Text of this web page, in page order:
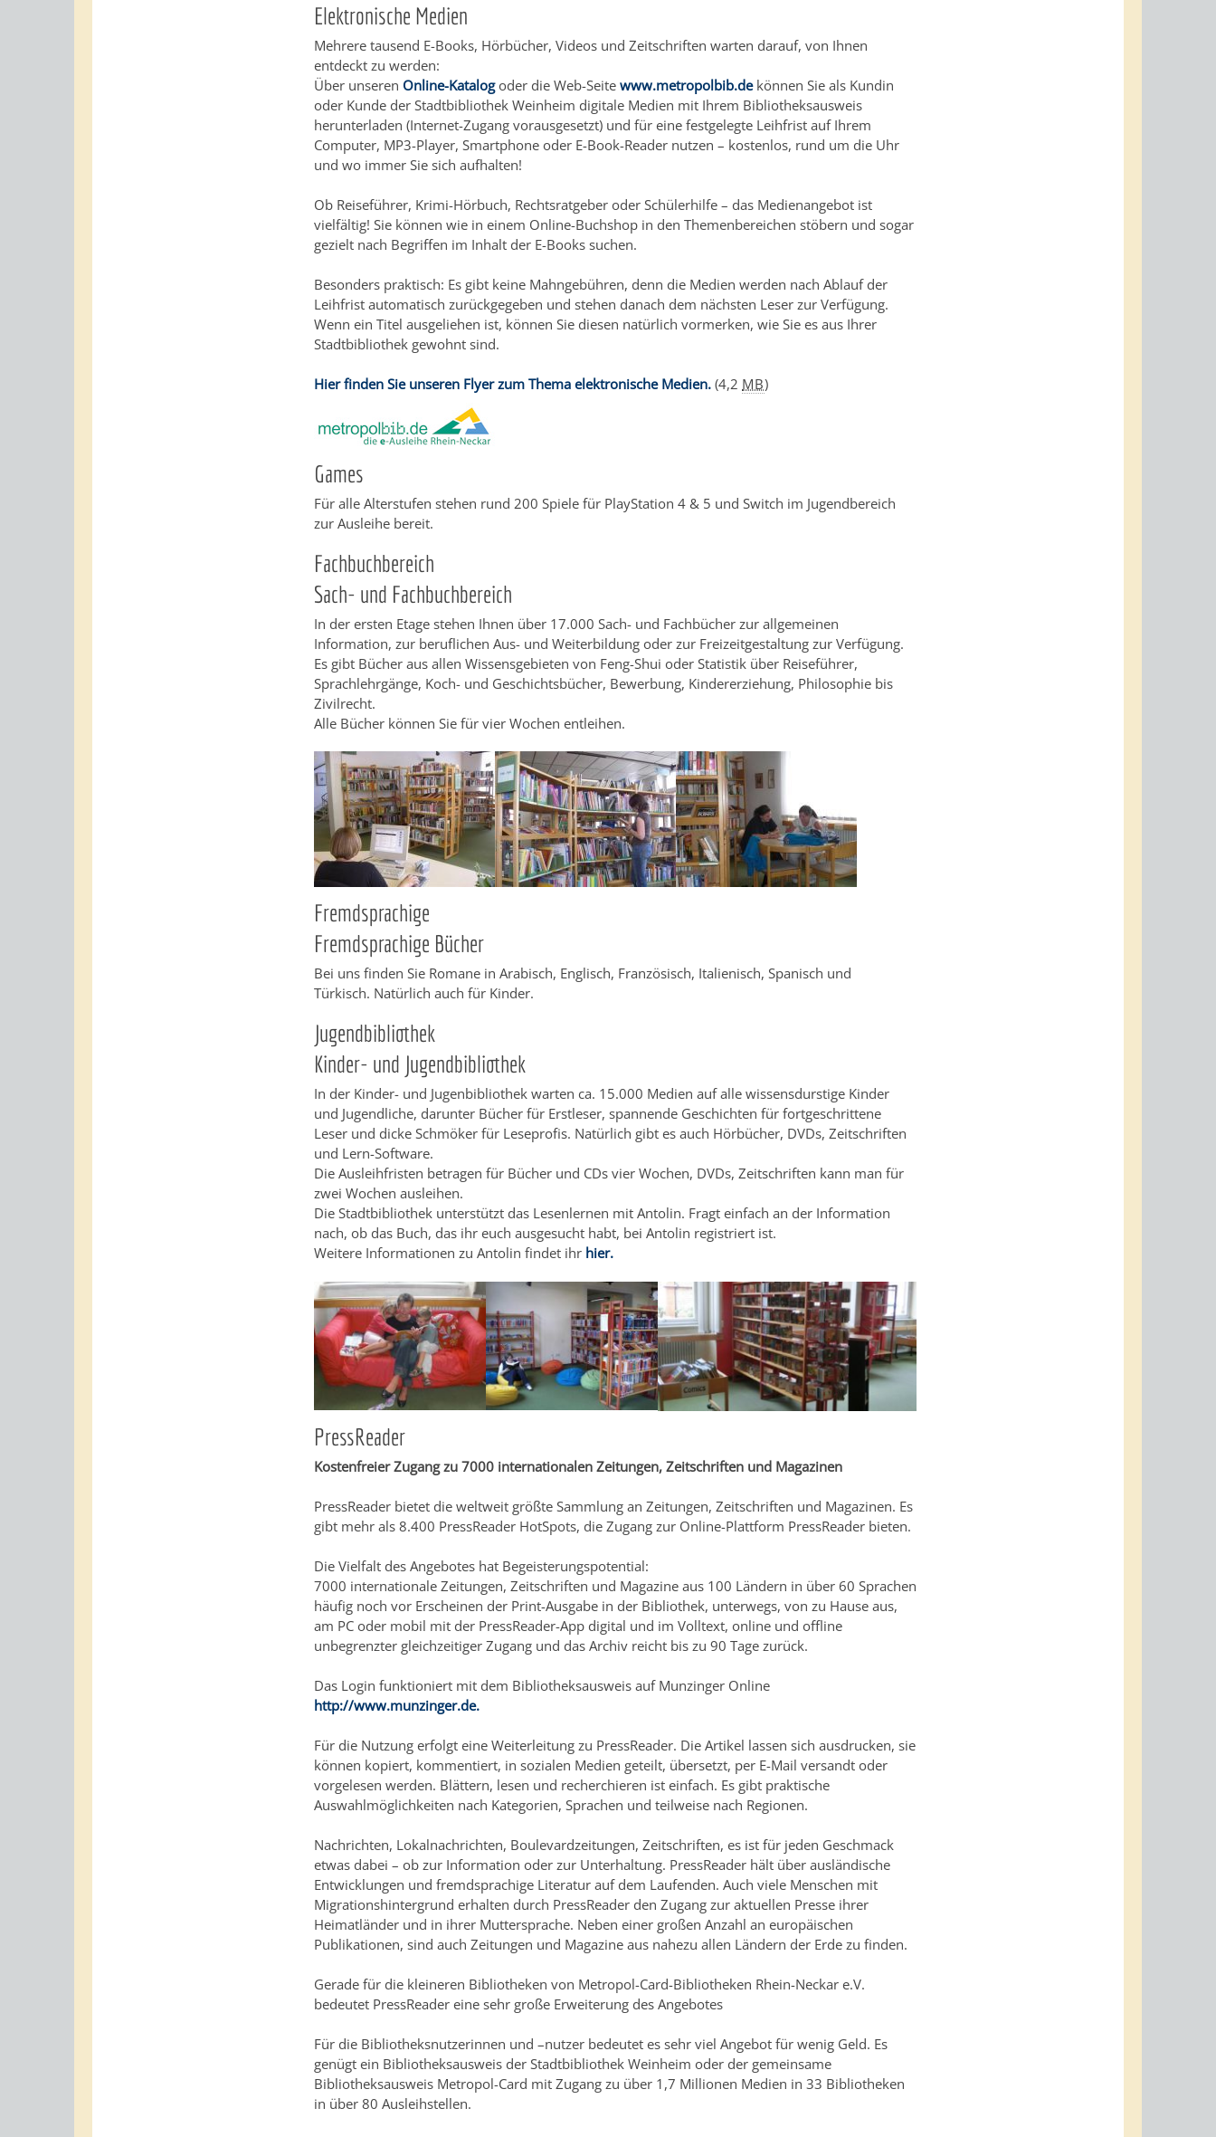
Elektronische Medien
Mehrere tausend E-Books, Hörbücher, Videos und Zeitschriften warten darauf, von Ihnen
entdeckt zu werden:
Über unseren Online-Katalogoder die Web-Seitewww.metropolbib.dekönnen Sie als Kundin
oder Kunde der Stadtbibliothek Weinheim digitale Medien mit Ihrem Bibliotheksausweis
herunterladen (Internet-Zugang vorausgesetzt) und für eine festgelegte Leihfrist auf Ihrem
Computer, MP3-Player, Smartphone oder E-Book-Reader nutzen – kostenlos, rund um die Uhr
und wo immer Sie sich aufhalten!
Ob Reiseführer, Krimi-Hörbuch, Rechtsratgeber oder Schülerhilfe – das Medienangebot ist
vielfältig! Sie können wie in einem Online-Buchshop in den Themenbereichen stöbern und sogar
gezielt nach Begriffen im Inhalt der E-Books suchen.
Besonders praktisch: Es gibt keine Mahngebühren, denn die Medien werden nach Ablauf der
Leihfrist automatisch zurückgegeben und stehen danach dem nächsten Leser zur Verfügung.
Wenn ein Titel ausgeliehen ist, können Sie diesen natürlich vormerken, wie Sie es aus Ihrer
Stadtbibliothek gewohnt sind.
Hier finden Sie unseren Flyer zum Thema elektronische Medien. (4,2 MB)
Games
Für alle Alterstufen stehen rund 200 Spiele für PlayStation 4 & 5 und Switch im Jugendbereich
zur Ausleihe bereit.
Fachbuchbereich
Sach- und Fachbuchbereich
In der ersten Etage stehen Ihnen über 17.000 Sach- und Fachbücher zur allgemeinen
Information, zur beruflichen Aus- und Weiterbildung oder zur Freizeitgestaltung zur Verfügung.
Es gibt Bücher aus allen Wissensgebieten von Feng-Shui oder Statistik über Reiseführer,
Sprachlehrgänge, Koch- und Geschichtsbücher, Bewerbung, Kindererziehung, Philosophie bis
Zivilrecht.
Alle Bücher können Sie für vier Wochen entleihen.
Fremdsprachige
Fremdsprachige Bücher
Bei uns finden Sie Romane in Arabisch, Englisch, Französisch, Italienisch, Spanisch und
Türkisch. Natürlich auch für Kinder.
Jugendbibliothek
Kinder- und Jugendbibliothek
In der Kinder- und Jugenbibliothek warten ca. 15.000 Medien auf alle wissensdurstige Kinder
und Jugendliche, darunter Bücher für Erstleser, spannende Geschichten für fortgeschrittene
Leser und dicke Schmöker für Leseprofis. Natürlich gibt es auch Hörbücher, DVDs, Zeitschriften
und Lern-Software.
Die Ausleihfristen betragen für Bücher und CDs vier Wochen, DVDs, Zeitschriften kann man für
zwei Wochen ausleihen.
Die Stadtbibliothek unterstützt das Lesenlernen mit Antolin. Fragt einfach an der Information
nach, ob das Buch, das ihr euch ausgesucht habt, bei Antolin registriert ist.
Weitere Informationen zu Antolin findet ihr hier.
PressReader
Kostenfreier Zugang zu 7000 internationalen Zeitungen, Zeitschriften und Magazinen
PressReader bietet die weltweit größte Sammlung an Zeitungen, Zeitschriften und Magazinen. Es
gibt mehr als 8.400 PressReader HotSpots, die Zugang zur Online-Plattform PressReader bieten.
Die Vielfalt des Angebotes hat Begeisterungspotential:
7000 internationale Zeitungen, Zeitschriften und Magazine aus 100 Ländern in über 60 Sprachen
häufig noch vor Erscheinen der Print-Ausgabe in der Bibliothek, unterwegs, von zu Hause aus,
am PC oder mobil mit der PressReader-App digital und im Volltext, online und offline
unbegrenzter gleichzeitiger Zugang und das Archiv reicht bis zu 90 Tage zurück.
Das Login funktioniert mit dem Bibliotheksausweis auf Munzinger Online
http://www.munzinger.de.
Für die Nutzung erfolgt eine Weiterleitung zu PressReader. Die Artikel lassen sich ausdrucken, sie
können kopiert, kommentiert, in sozialen Medien geteilt, übersetzt, per E-Mail versandt oder
vorgelesen werden. Blättern, lesen und recherchieren ist einfach. Es gibt praktische
Auswahlmöglichkeiten nach Kategorien, Sprachen und teilweise nach Regionen.
Nachrichten, Lokalnachrichten, Boulevardzeitungen, Zeitschriften, es ist für jeden Geschmack
etwas dabei – ob zur Information oder zur Unterhaltung. PressReader hält über ausländische
Entwicklungen und fremdsprachige Literatur auf dem Laufenden. Auch viele Menschen mit
Migrationshintergrund erhalten durch PressReader den Zugang zur aktuellen Presse ihrer
Heimatländer und in ihrer Muttersprache. Neben einer großen Anzahl an europäischen
Publikationen, sind auch Zeitungen und Magazine aus nahezu allen Ländern der Erde zu finden.
Gerade für die kleineren Bibliotheken von Metropol-Card-Bibliotheken Rhein-Neckar e.V.
bedeutet PressReader eine sehr große Erweiterung des Angebotes
Für die Bibliotheksnutzerinnen und –nutzer bedeutet es sehr viel Angebot für wenig Geld. Es
genügt ein Bibliotheksausweis der Stadtbibliothek Weinheim oder der gemeinsame
Bibliotheksausweis Metropol-Card mit Zugang zu über 1,7 Millionen Medien in 33 Bibliotheken
in über 80 Ausleihstellen.